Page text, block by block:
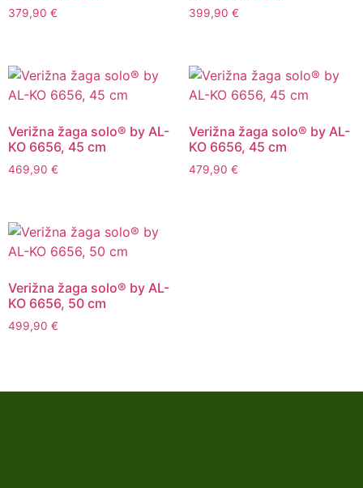
379,90 € 399,90 €
Verižna žaga solo® by AL-
KO 6656, 45 cm
469,90 €
Verižna žaga solo® by AL-
KO 6656, 45 cm
479,90 €
Verižna žaga solo® by AL-
KO 6656, 50 cm
499,90 €